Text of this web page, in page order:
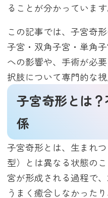
ることが分かっています
この記事では、子宮奇
子宮・双角子宮・単角
への影響や、手術が必
択肢について専門的な視
子宮奇形とは
係
子宮奇形とは、生まれ
型）とは異なる状態の
宮が形成される過程で
うまく癒合しなかった